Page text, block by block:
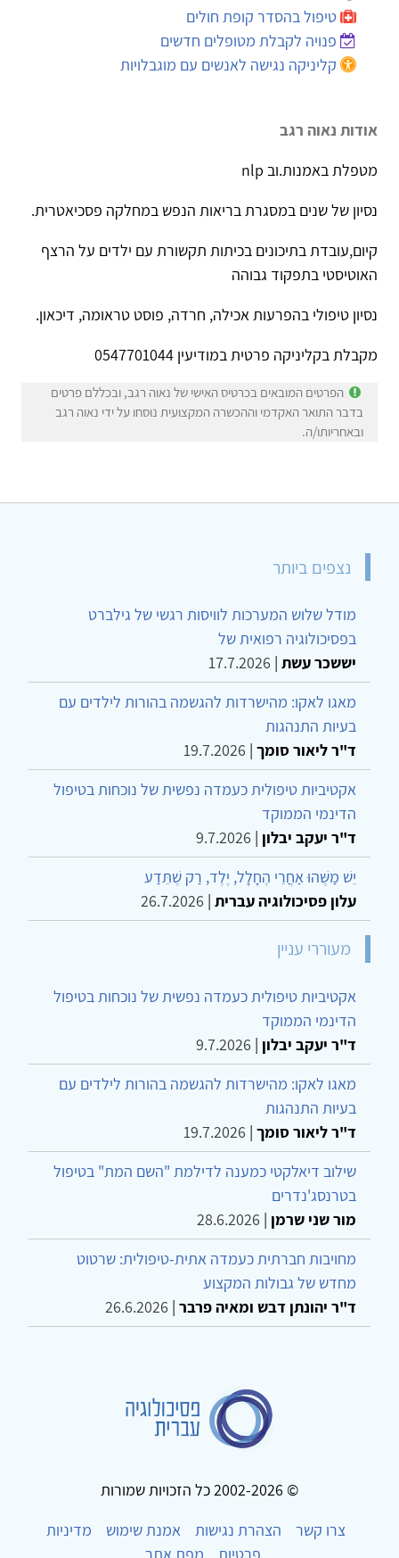
טיפול בהסדר קופת חולים
פנויה לקבלת מטופלים חדשים
קליניקה נגישה לאנשים עם מוגבלויות
אודות נאוה רגב
מטפלת באמנות.וב nlp
נסיון של שנים במסגרת בריאות הנפש במחלקה פסכיאטרית.
קיום,עובדת בתיכונים בכיתות תקשורת עם ילדים על הרצף
האוטיסטי בתפקוד גבוהה
נסיון טיפולי בהפרעות אכילה, חרדה, פוסט טראומה, דיכאון.
מקבלת בקליניקה פרטית במודיעין 0547701044
הפרטים המובאים בכרטיס האישי של נאוה רגב, ובכללם פרטים
בדבר התואר האקדמי וההכשרה המקצועית נוסחו על ידי נאוה רגב
ובאחריותו/ה.
נצפים ביותר
מודל שלוש המערכות לוויסות רגשי של גילברט
בפסיכולוגיה רפואית של
יששכר עשת |
17.7.2026
מאגו לאקו: מהישרדות להגשמה בהורות לילדים עם
בעיות התנהגות
ד"ר ליאור סומך |
19.7.2026
אקטיביות טיפולית כעמדה נפשית של נוכחות בטיפול
הדינמי הממוקד
ד"ר יעקב יבלון |
9.7.2026
יֵשׁ מַשֶּׁהוּ אַחֲרֵי הֶחָלָל, יֶלֶד, רַק שֶׁתֵּדַע
עלון פסיכולוגיה עברית |
26.7.2026
מעוררי עניין
אקטיביות טיפולית כעמדה נפשית של נוכחות בטיפול
הדינמי הממוקד
ד"ר יעקב יבלון |
9.7.2026
מאגו לאקו: מהישרדות להגשמה בהורות לילדים עם
בעיות התנהגות
ד"ר ליאור סומך |
19.7.2026
שילוב דיאלקטי כמענה לדילמת "השם המת" בטיפול
בטרנסג'נדרים
מור שני שרמן |
28.6.2026
מחויבות חברתית כעמדה אתית-טיפולית: שרטוט
מחדש של גבולות המקצוע
ד"ר יהונתן דבש ומאיה פרבר |
26.6.2026
© 2002-2026 כל הזכויות שמורות
צרו קשר
הצהרת נגישות אמנת שימוש
מדיניות